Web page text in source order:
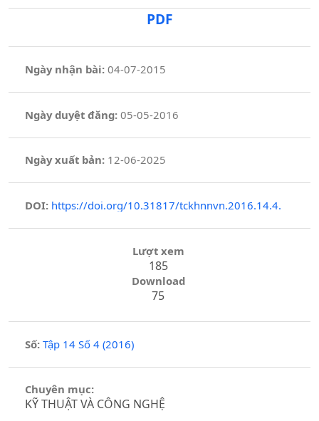
PDF
Ngày nhận bài: 04-07-2015
Ngày duyệt đăng:05-05-2016
Ngày xuất bản: 12-06-2025
DOI: https://doi.org/10.31817/tckhnnvn.2016.14.4.
Lượt xem
185
Download
75
Số: Tập 14 Số 4 (2016)
Chuyên mục:
KỸ THUẬT VÀ CÔNG NGHỆ